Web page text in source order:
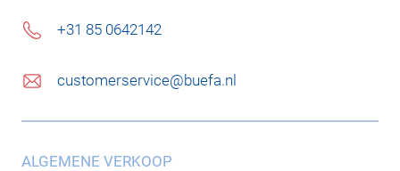
+31 85 0642142
customerservice@buefa.nl
ALGEMENE VERKOOP